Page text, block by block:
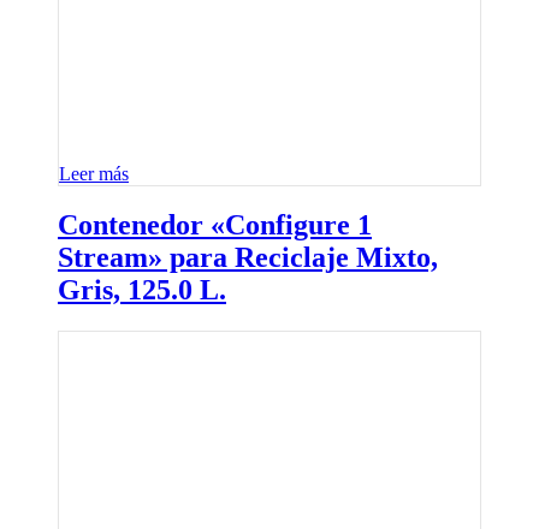
Leer más
Contenedor «Configure 1
Stream» para Reciclaje Mixto,
Gris, 125.0 L.